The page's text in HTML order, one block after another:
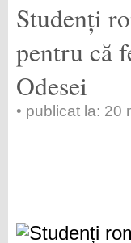
Studenți
pentru că
Odesei
• publicat la: 20